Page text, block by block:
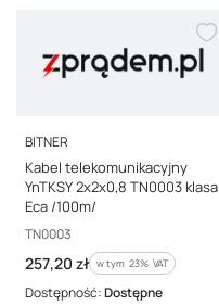
PRODUCENT
BITNER
Kabel telekomunikacyjny
YnTKSY 2x2x0,8 TN0003 klasa
Eca /100m/
Kod producenta
TN0003
Cena brutto
257,20 zł w tym %s VAT
w tym 23% VAT
Dostępność:Dostępne